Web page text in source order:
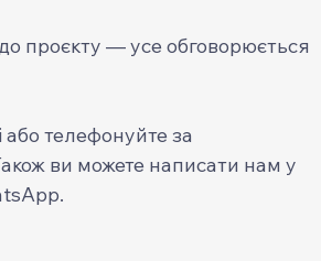
проєкту — усе обговорюється
або телефонуйте за
ви можете написати нам у